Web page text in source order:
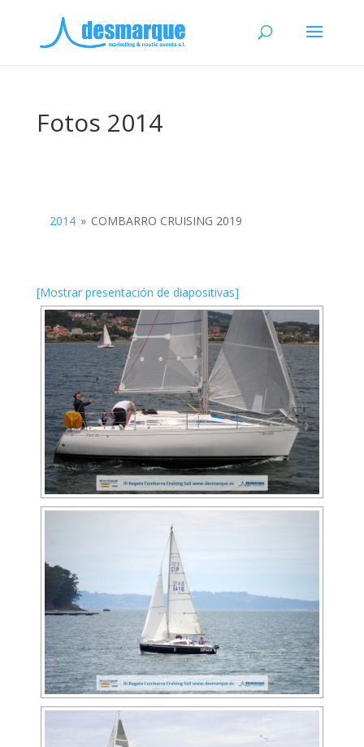
Fotos 2014
2014 » COMBARRO CRUISING 2019
[Mostrar presentación de diapositivas]